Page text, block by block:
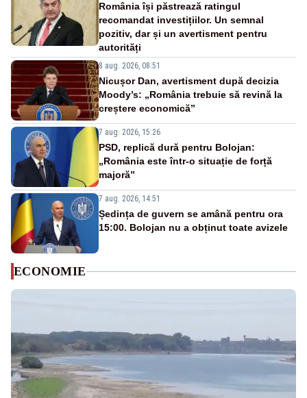
România își păstrează ratingul
recomandat investițiilor. Un semnal
pozitiv, dar și un avertisment pentru
autorități
8 aug. 2026, 08:51
Nicușor Dan, avertisment după decizia
Moody’s: „România trebuie să revină la
creștere economică”
7 aug. 2026, 15:26
PSD, replică dură pentru Bolojan:
„România este într-o situație de forță
majoră”
7 aug. 2026, 14:51
Ședința de guvern se amână pentru ora
15:00. Bolojan nu a obținut toate avizele
ECONOMIE